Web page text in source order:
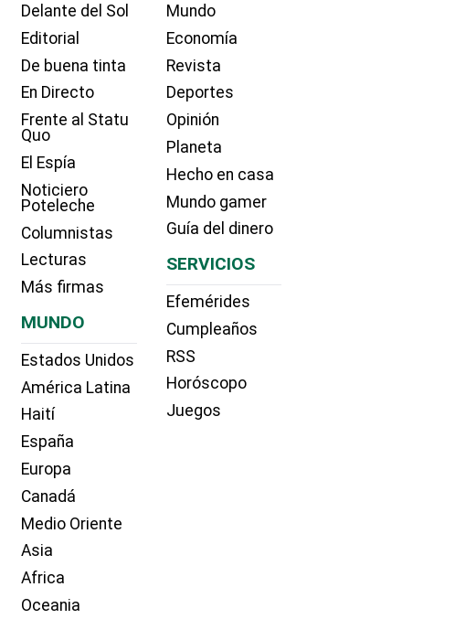
Delante del Sol
Editorial
De buena tinta
En Directo
Frente al Statu
Quo
El Espía
Noticiero
Poteleche
Columnistas
Lecturas
Más firmas
MUNDO
Estados Unidos
América Latina
Haití
España
Europa
Canadá
Medio Oriente
Asia
Africa
Oceania
Mundo
Economía
Revista
Deportes
Opinión
Planeta
Hecho en casa
Mundo gamer
Guía del dinero
SERVICIOS
Efemérides
Cumpleaños
RSS
Horóscopo
Juegos